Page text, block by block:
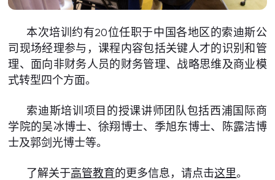
本次培训约有20位任职于中国各地区的索迪斯公
司现场经理参与，课程内容包括关键人才的识别和管
理、面向非财务人员的财务管理、战略思维及商业模
式转型四个方面。
索迪斯培训项目的授课讲师团队包括西浦国际商
学院的吴冰博士、徐翔博士、季旭东博士、陈露洁博
士及郭剑光博士等。
了解关于高管教育的更多信息，请点击这里。